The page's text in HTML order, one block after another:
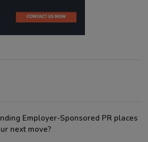
Employer-Sponsored PR places
next move?